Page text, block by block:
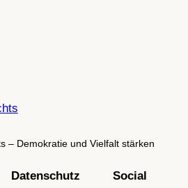
– Demokratie und Vielfalt stärken
Datenschutz Social